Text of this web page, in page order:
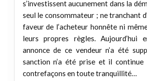
s’investissent aucunement dans la
seul le consommateur ; ne tranchant
faveur de l’acheteur honnête ni
leurs propres règles. Aujourd’hui
annonce de ce vendeur n’a été
sanction n’a été prise et il continue
contrefaçons en toute tranquillité…